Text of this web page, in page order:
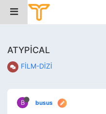
ATYPİCAL
FİLM-DİZİ
B busus